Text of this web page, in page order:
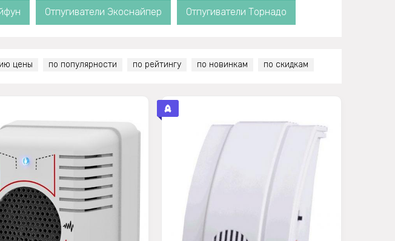
Отпугиватели Экоснайпер Отпугиватели Торнадо
цены по популярности по рейтингу по новинкам по скидкам